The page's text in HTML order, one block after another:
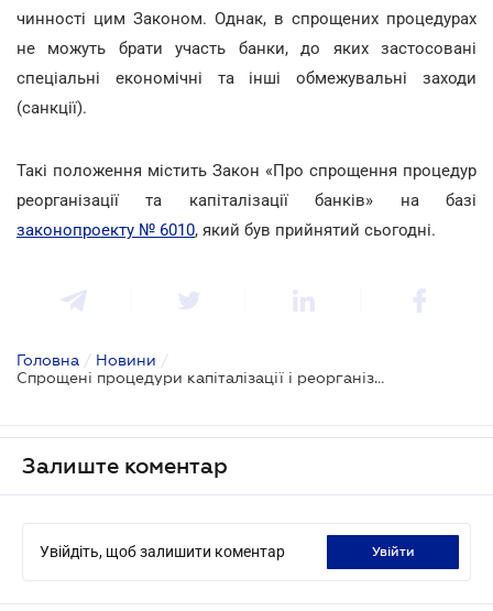
чинності цим Законом. Однак, в спрощених процедурах
не можуть брати участь банки, до яких застосовані
спеціальні економічні та інші обмежувальні заходи
(санкції).
Такі положення містить Закон «Про спрощення процедур
реорганізації та капіталізації банків» на базі
законопроекту № 6010, який був прийнятий сьогодні.
Головна / Новини /
Спрощені процедури капіталізації і реорганізації банків
Залиште коментар
Увійдіть, щоб залишити коментар увійти